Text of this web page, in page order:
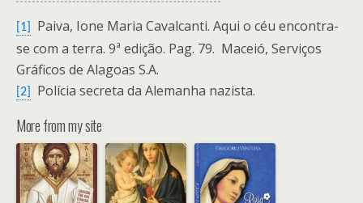
[1]
Paiva, Ione Maria Cavalcanti. Aqui o céu encontra-
se com a terra. 9ª edição. Pag. 79. Maceió, Serviços
Gráficos de Alagoas S.A.
[2] Polícia secreta da Alemanha nazista.
More from my site